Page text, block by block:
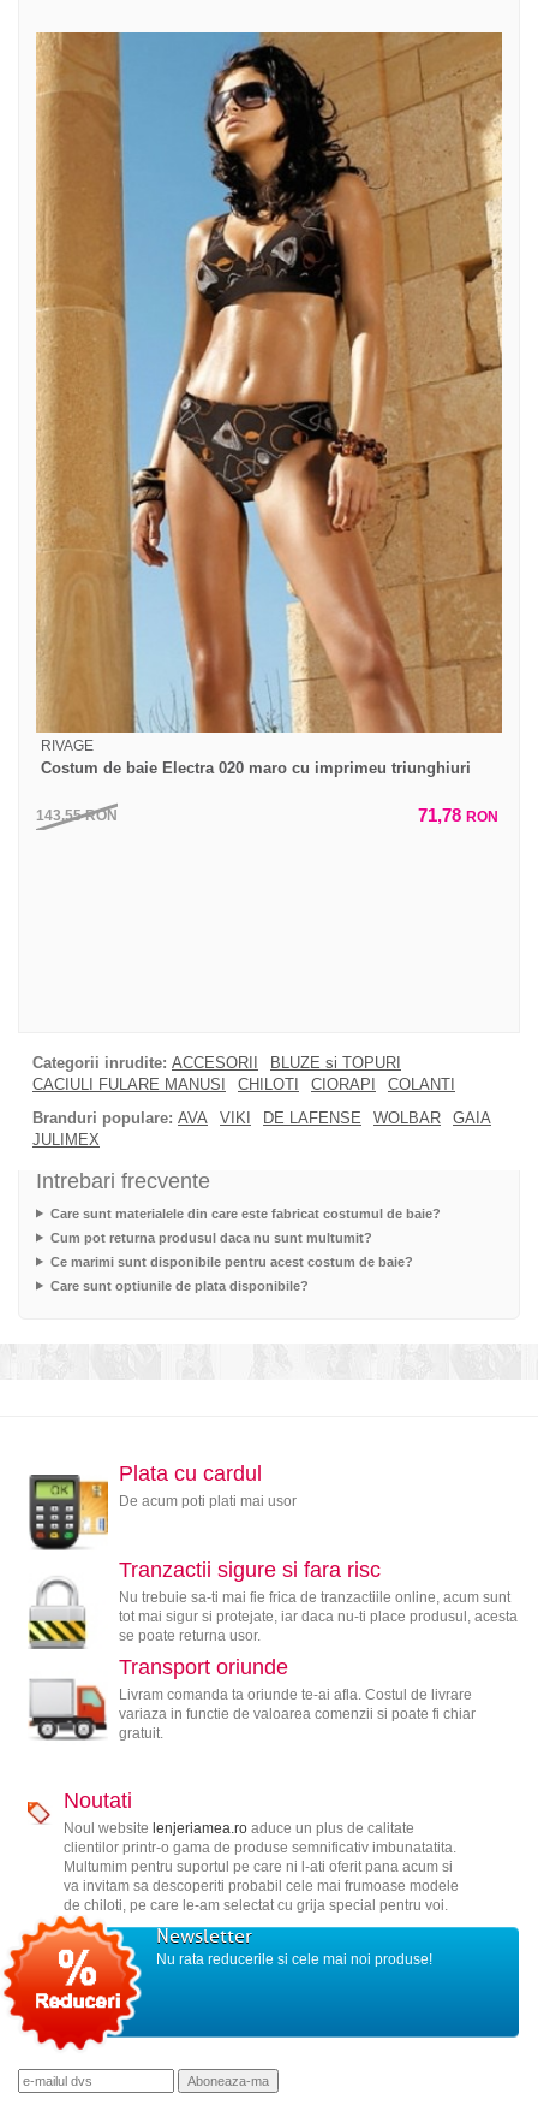
RIVAGE
Costum de baie Electra 020 maro cu imprimeu triunghiuri
143,55RON 71,78 RON
Categorii inrudite: ACCESORII
BLUZE si TOPURI
CACIULI FULARE MANUSI
CHILOTI CIORAPI
COLANTI
Branduri populare: AVA VIKI DE LAFENSE WOLBAR
GAIA
JULIMEX
Intrebari frecvente
Care sunt materialele din care este fabricat costumul de baie?
Cum pot returna produsul daca nu sunt multumit?
Ce marimi sunt disponibile pentru acest costum de baie?
Care sunt optiunile de plata disponibile?
Plata cu cardul
De acum poti plati mai usor
Tranzactii sigure si fara risc
Nu trebuie sa-ti mai fie frica de tranzactiile online, acum sunt
tot mai sigur si protejate, iar daca nu-ti place produsul, acesta
se poate returna usor.
Transport oriunde
Livram comanda ta oriunde te-ai afla. Costul de livrare
variaza in functie de valoarea comenzii si poate fi chiar
gratuit.
Noutati
Noul website lenjeriamea.roaduce un plus de calitate
clientilor printr-o gama de produse semnificativ imbunatatita.
Multumim pentru suportul pe care ni l-ati oferit pana acum si
va invitam sa descoperiti probabil cele mai frumoase modele
de chiloti, pe care le-am selectat cu grija special pentru voi.
Newsletter
Nu rata reducerile si cele mai noi produse!